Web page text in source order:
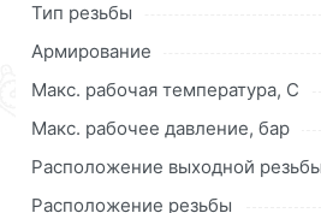
мышкой«Добавить в корзину»
кнопку «Быстрый заказ»
.
заказ позвонив по контактам
150см г.г. АКВАЛЮКС (20/1шт)
Москве и области.
Тип резьбы
Армирование
Макс. рабочая температура, C
Макс. рабочее давление, бар
Расположение выходной резьбы
Расположение резьбы